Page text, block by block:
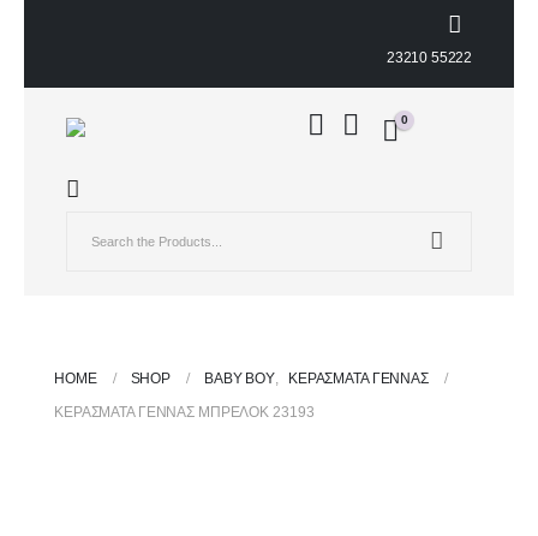
23210 55222
0
HOME SHOP ΒΑΒΥ ΒΟΥ
ΚΕΡΆΣΜΑΤΑ ΓΈΝΝΑΣ
ΚΕΡΆΣΜΑΤΑ ΓΈΝΝΑΣ ΜΠΡΕΛΌΚ 23193